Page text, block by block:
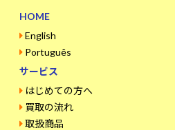
HOME
English
Português
サービス
はじめての方へ
買取の流れ
取扱商品